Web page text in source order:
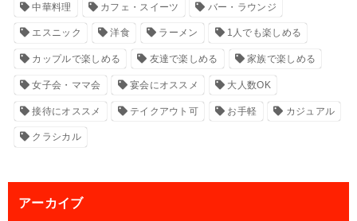
中華料理 カフェ・スイーツ バー・ラウンジ
エスニック 洋食 ラーメン 1人でも楽しめる
カップルで楽しめる 友達で楽しめる 家族で楽しめる
女子会・ママ会 宴会にオススメ 大人数OK
接待にオススメ テイクアウト可 お手軽 カジュアル
クラシカル
アーカイブ